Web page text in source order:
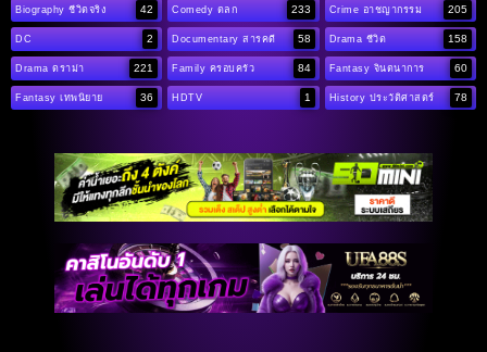
Biography ชีวิตจริง 42 Comedy ตลก 233 Crime อาชญากรรม 205
DC 2 Documentary สารคดี 58 Drama ชีวิต 158
Drama ดราม่า 221 Family ครอบครัว 84 Fantasy จินตนาการ 60
Fantasy เทพนิยาย 36 HDTV 1 History ประวัติศาสตร์ 78